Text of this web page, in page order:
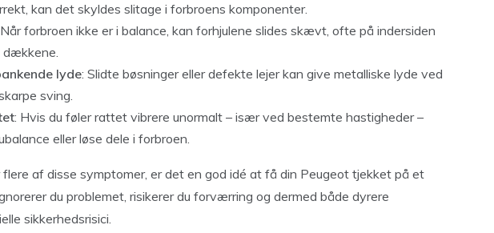
kan det skyldes slitage i forbroens komponenter.
forbroen ikke er i balance, kan forhjulene slides skævt, ofte på indersiden
dækkene.
lyde: Slidte bøsninger eller defekte lejer kan give metalliske lyde ved
sving.
: Hvis du føler rattet vibrere unormalt – især ved bestemte hastigheder –
eller løse dele i forbroen.
flere af disse symptomer, er det en god idé at få din Peugeot tjekket på et
du problemet, risikerer du forværring og dermed både dyrere
sikkerhedsrisici.